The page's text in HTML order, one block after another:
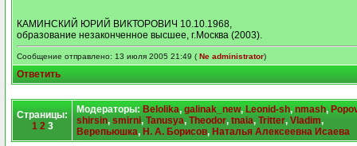
КАМИНСКИЙ ЮРИЙ ВИКТОРОВИЧ 10.10.1968,
образование незаконченное высшее, г.Москва (2003).
Сообщение отправлено: 13 июля 2005 21:49 ( Ne administrator)
Ответить
Страницы:
1 23
Модераторы: Belolika, galinak_new, Leonid-sh, nmash,
shirsin, smirni, Tanusya, Theodor, tnaia, Tritter, Vladim,
Верепьюшка, Н. А. Борисов, Наталья Алексеевна Исаева